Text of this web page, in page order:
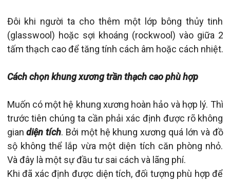
Đôi khi người ta cho thêm một lớp bông thủy tinh
(glasswool) hoặc sợi khoáng (rockwool) vào giữa 2
tấm thạch cao để tăng tính cách âm hoặc cách nhiệt.
Cách chọn khung xương trần thạch cao phù hợp
Muốn có một hệ khung xương hoàn hảo và hợp lý. Thì
trước tiên chúng ta cần phải xác định được rõ không
giandiện tích. Bởi một hệ khung xương quá lớn và đồ
sộ không thể lắp vừa một diện tích căn phòng nhỏ.
Và đây là một sự đầu tư sai cách và lãng phí.
Khi đã xác định được diện tích, đối tượng phù hợp để